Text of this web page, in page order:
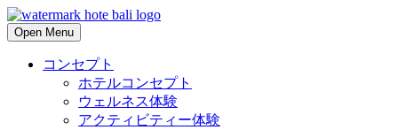
Open Menu
コンセプト
ホテルコンセプト
ウェルネス体験
アクティビティー体験